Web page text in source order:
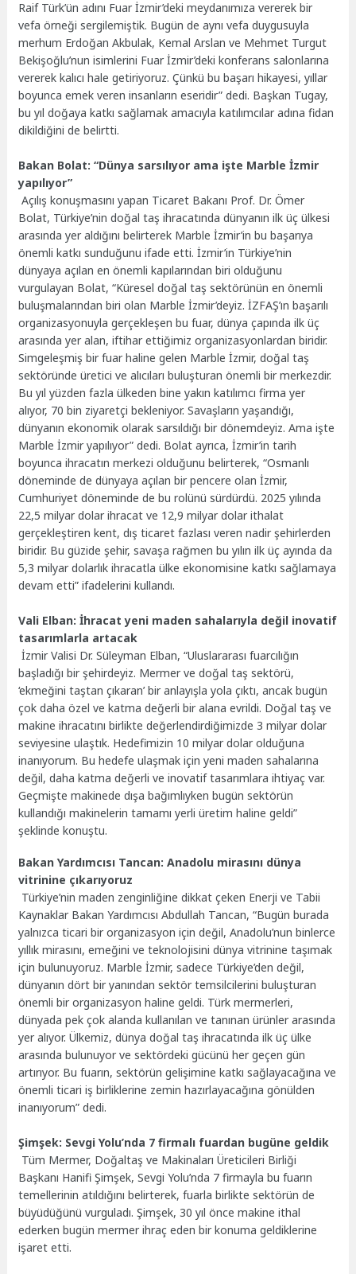
Raif Türk’ün adını Fuar İzmir’deki meydanımıza vererek bir
vefa örneği sergilemiştik. Bugün de aynı vefa duygusuyla
merhum Erdoğan Akbulak, Kemal Arslan ve Mehmet Turgut
Bekişoğlu’nun isimlerini Fuar İzmir’deki konferans salonlarına
vererek kalıcı hale getiriyoruz. Çünkü bu başarı hikayesi, yıllar
boyunca emek veren insanların eseridir” dedi. Başkan Tugay,
bu yıl doğaya katkı sağlamak amacıyla katılımcılar adına fidan
dikildiğini de belirtti.
Bakan Bolat: “Dünya sarsılıyor ama işte Marble İzmir
yapılıyor”
Açılış konuşmasını yapan Ticaret Bakanı Prof. Dr. Ömer
Bolat, Türkiye’nin doğal taş ihracatında dünyanın ilk üç ülkesi
arasında yer aldığını belirterek Marble İzmir’in bu başarıya
önemli katkı sunduğunu ifade etti. İzmir’in Türkiye’nin
dünyaya açılan en önemli kapılarından biri olduğunu
vurgulayan Bolat, “Küresel doğal taş sektörünün en önemli
buluşmalarından biri olan Marble İzmir’deyiz. İZFAŞ’ın başarılı
organizasyonuyla gerçekleşen bu fuar, dünya çapında ilk üç
arasında yer alan, iftihar ettiğimiz organizasyonlardan biridir.
Simgeleşmiş bir fuar haline gelen Marble İzmir, doğal taş
sektöründe üretici ve alıcıları buluşturan önemli bir merkezdir.
Bu yıl yüzden fazla ülkeden bine yakın katılımcı firma yer
alıyor, 70 bin ziyaretçi bekleniyor. Savaşların yaşandığı,
dünyanın ekonomik olarak sarsıldığı bir dönemdeyiz. Ama işte
Marble İzmir yapılıyor” dedi. Bolat ayrıca, İzmir’in tarih
boyunca ihracatın merkezi olduğunu belirterek, “Osmanlı
döneminde de dünyaya açılan bir pencere olan İzmir,
Cumhuriyet döneminde de bu rolünü sürdürdü. 2025 yılında
22,5 milyar dolar ihracat ve 12,9 milyar dolar ithalat
gerçekleştiren kent, dış ticaret fazlası veren nadir şehirlerden
biridir. Bu güzide şehir, savaşa rağmen bu yılın ilk üç ayında da
5,3 milyar dolarlık ihracatla ülke ekonomisine katkı sağlamaya
devam etti” ifadelerini kullandı.
Vali Elban: İhracat yeni maden sahalarıyla değil inovatif
tasarımlarla artacak
İzmir Valisi Dr. Süleyman Elban, “Uluslararası fuarcılığın
başladığı bir şehirdeyiz. Mermer ve doğal taş sektörü,
‘ekmeğini taştan çıkaran’ bir anlayışla yola çıktı, ancak bugün
çok daha özel ve katma değerli bir alana evrildi. Doğal taş ve
makine ihracatını birlikte değerlendirdiğimizde 3 milyar dolar
seviyesine ulaştık. Hedefimizin 10 milyar dolar olduğuna
inanıyorum. Bu hedefe ulaşmak için yeni maden sahalarına
değil, daha katma değerli ve inovatif tasarımlara ihtiyaç var.
Geçmişte makinede dışa bağımlıyken bugün sektörün
kullandığı makinelerin tamamı yerli üretim haline geldi”
şeklinde konuştu.
Bakan Yardımcısı Tancan: Anadolu mirasını dünya
vitrinine çıkarıyoruz
Türkiye’nin maden zenginliğine dikkat çeken Enerji ve Tabii
Kaynaklar Bakan Yardımcısı Abdullah Tancan, “Bugün burada
yalnızca ticari bir organizasyon için değil, Anadolu’nun binlerce
yıllık mirasını, emeğini ve teknolojisini dünya vitrinine taşımak
için bulunuyoruz. Marble İzmir, sadece Türkiye’den değil,
dünyanın dört bir yanından sektör temsilcilerini buluşturan
önemli bir organizasyon haline geldi. Türk mermerleri,
dünyada pek çok alanda kullanılan ve tanınan ürünler arasında
yer alıyor. Ülkemiz, dünya doğal taş ihracatında ilk üç ülke
arasında bulunuyor ve sektördeki gücünü her geçen gün
artırıyor. Bu fuarın, sektörün gelişimine katkı sağlayacağına ve
önemli ticari iş birliklerine zemin hazırlayacağına gönülden
inanıyorum” dedi.
Şimşek: Sevgi Yolu’nda 7 firmalı fuardan bugüne geldik
Tüm Mermer, Doğaltaş ve Makinaları Üreticileri Birliği
Başkanı Hanifi Şimşek, Sevgi Yolu’nda 7 firmayla bu fuarın
temellerinin atıldığını belirterek, fuarla birlikte sektörün de
büyüdüğünü vurguladı. Şimşek, 30 yıl önce makine ithal
ederken bugün mermer ihraç eden bir konuma geldiklerine
işaret etti.